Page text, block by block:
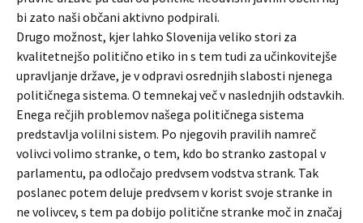
bi zato naši občani aktivno podpirali.
Drugo možnost, kjer lahko Slovenija veliko stori za
kvalitetnejšo politično etiko in s tem tudi za učinkovitejše
upravljanje države, je v odpravi osrednjih slabosti njenega
političnega sistema. O temnekaj več v naslednjih odstavkih.
Enega rečjih problemov našega političnega sistema
predstavlja volilni sistem. Po njegovih pravilih namreč
volivci volimo stranke, o tem, kdo bo stranko zastopal v
parlamentu, pa odločajo predvsem vodstva strank. Tak
poslanec potem deluje predvsem v korist svoje stranke in
ne volivcev, s tem pa dobijo politične stranke moč in značaj